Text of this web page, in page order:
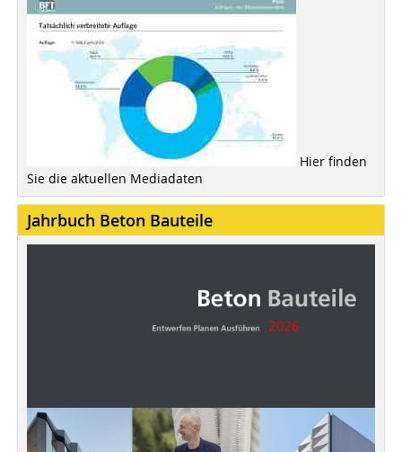
Hier finden
Sie die aktuellen Mediadaten
Jahrbuch Beton Bauteile